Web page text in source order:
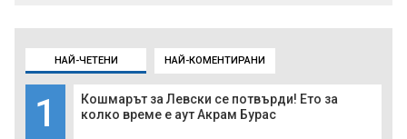
НАЙ-ЧЕТЕНИ НАЙ-КОМЕНТИРАНИ
1
Кошмарът за Левски се потвърди! Ето за
колко време е аут Акрам Бурас